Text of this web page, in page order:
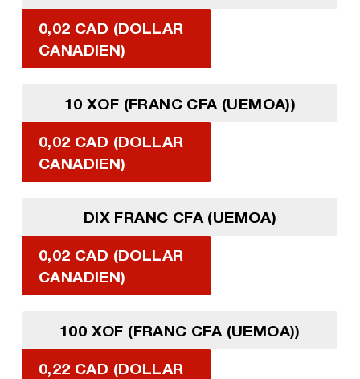
0,02 CAD (DOLLAR
CANADIEN)
10 XOF (FRANC CFA (UEMOA))
0,02 CAD (DOLLAR
CANADIEN)
DIX FRANC CFA (UEMOA)
0,02 CAD (DOLLAR
CANADIEN)
100 XOF (FRANC CFA (UEMOA))
0,22 CAD (DOLLAR